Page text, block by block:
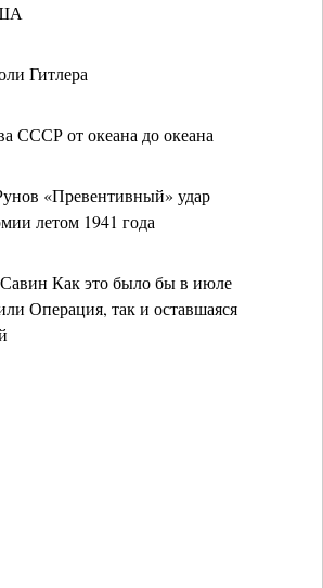
Гитлера
СССР от океана до океана
«Превентивный» удар
летом 1941 года
Как это было бы в июле
Операция, так и оставшаяся